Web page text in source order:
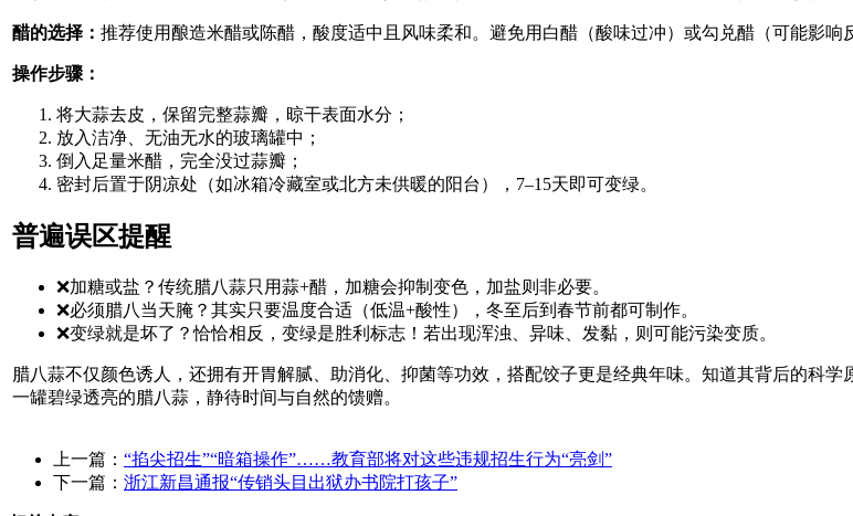
醋的选择： 推荐使用酿造米醋或陈醋，酸度适中且风味柔和。避免用白醋（酸味过冲）或勾兑醋（可能影响
操作步骤：
将大蒜去皮，保留完整蒜瓣，晾干表面水分；
放入洁净、无油无水的玻璃罐中；
倒入足量米醋，完全没过蒜瓣；
密封后置于阴凉处（如冰箱冷藏室或北方未供暖的阳台），7–15天即可变绿。
普遍误区提醒
❌加糖或盐？传统腊八蒜只用蒜+醋，加糖会抑制变色，加盐则非必要。
❌必须腊八当天腌？其实只要温度合适（低温+酸性），冬至后到春节前都可制作。
❌变绿就是坏了？恰恰相反，变绿是胜利标志！若出现浑浊、异味、发黏，则可能污染变质。
腊八蒜不仅颜色诱人，还拥有开胃解腻、助消化、抑菌等功效，搭配饺子更是经典年味。知道其背后的科
一罐碧绿透亮的腊八蒜，静待时间与自然的馈赠。
上一篇： “掐尖招生”“暗箱操作”……教育部将对这些违规招生行为“亮剑”
下一篇： 浙江新昌通报“传销头目出狱办书院打孩子”